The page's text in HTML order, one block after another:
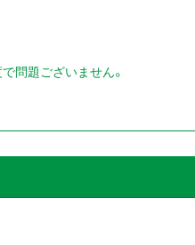
問題ございません。